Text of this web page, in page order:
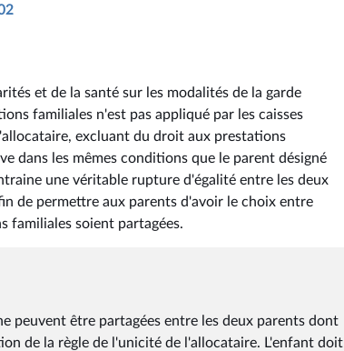
et de la santé sur les modalités de la garde
familiales n'est pas appliqué par les caisses
excluant du droit aux prestations
dans les mêmes conditions que le parent désigné
une véritable rupture d'égalité entre les deux
de permettre aux parents d'avoir le choix entre
familiales soient partagées.
peuvent être partagées entre les deux parents dont
de la règle de l'unicité de l'allocataire. L'enfant doit